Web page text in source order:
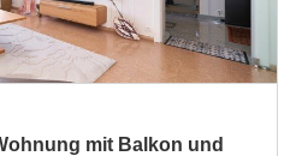
mit Balkon und